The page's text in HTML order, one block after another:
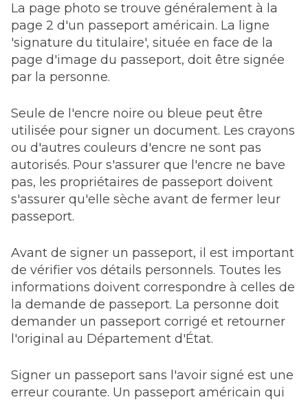
La page photo se trouve généralement à la
page 2 d'un passeport américain. La ligne
'signature du titulaire', située en face de la
page d'image du passeport, doit être signée
par la personne.
Seule de l'encre noire ou bleue peut être
utilisée pour signer un document. Les crayons
ou d'autres couleurs d'encre ne sont pas
autorisés. Pour s'assurer que l'encre ne bave
pas, les propriétaires de passeport doivent
s'assurer qu'elle sèche avant de fermer leur
passeport.
Avant de signer un passeport, il est important
de vérifier vos détails personnels. Toutes les
informations doivent correspondre à celles de
la demande de passeport. La personne doit
demander un passeport corrigé et retourner
l'original au Département d'État.
Signer un passeport sans l'avoir signé est une
erreur courante. Un passeport américain qui